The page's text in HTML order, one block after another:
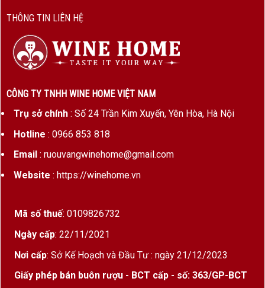
THÔNG TIN LIÊN HỆ
CÔNG TY TNHH WINE HOME VIỆT NAM
Trụ sở chính: Số 24 Trần Kim Xuyến, Yên Hòa, Hà Nội
Hotline : 0966 853 818
Email : ruouvangwinehome@gmail.com
Website : https://winehome.vn
Mã số thuế: 0109826732
Ngày cấp: 22/11/2021
Nơi cấp: Sở Kế Hoạch và Đầu Tư : ngày 21/12/2023
Giấy phép bán buôn rượu - BCT cấp - số: 363/GP-BCT